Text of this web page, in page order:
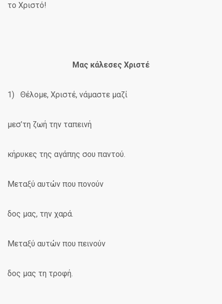
το Χριστό!
Μας κάλεσες Χριστέ
1) Θέλομε, Χριστέ, νάμαστε μαζί
μεσ’τη ζωή την ταπεινή
κήρυκες της αγάπης σου παντού.
Μεταξύ αυτών που πονούν
δος μας, την χαρά.
Μεταξύ αυτών που πεινούν
δος μας τη τροφή.